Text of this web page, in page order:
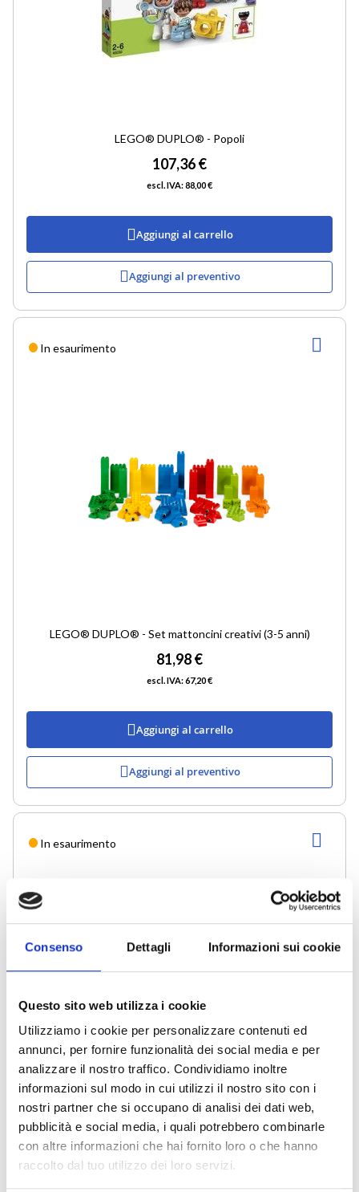
Consenso Dettagli Informazioni sui cookie
Questo sito web utilizza i cookie
Utilizziamo i cookie per personalizzare contenuti ed
annunci, per fornire funzionalità dei social media e per
analizzare il nostro traffico. Condividiamo inoltre
informazioni sul modo in cui utilizzi il nostro sito con i
nostri partner che si occupano di analisi dei dati web,
pubblicità e social media, i quali potrebbero combinarle
con altre informazioni che hai fornito loro o che hanno
raccolto dal tuo utilizzo dei loro servizi.
LEGO® DUPLO® - Popoli
107,36 €
88,00 €
Aggiungi al carrello
Aggiungi al preventivo
In esaurimento
LEGO® DUPLO® - Set mattoncini creativi (3-5 anni)
81,98 €
67,20 €
Aggiungi al carrello
Aggiungi al preventivo
In esaurimento
LEGO® DUPLO® - Tubi
176,90 €